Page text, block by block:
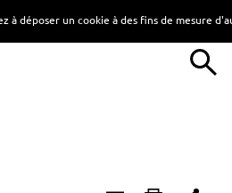
à déposer un cookie à des fins de mesure